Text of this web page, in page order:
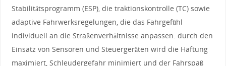
Stabilitätsprogramm (ESP), die traktionskontrolle (TC) sowie
adaptive Fahrwerksregelungen, die das Fahrgefühl
individuell an die Straßenverhältnisse anpassen. durch den
Einsatz von Sensoren und Steuergeräten wird die Haftung
maximiert, Schleudergefahr ‌minimiert und der Fahrspaß